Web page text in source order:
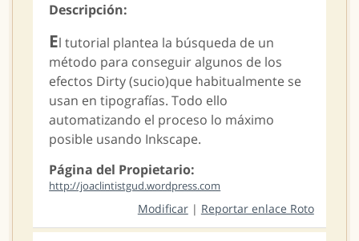
Descripción:
El tutorial plantea la búsqueda de un
método para conseguir algunos de los
efectos Dirty (sucio)que habitualmente se
usan en tipografías. Todo ello
automatizando el proceso lo máximo
posible usando Inkscape.
Página del Propietario:
http://joaclintistgud.wordpress.com
Modificar| Reportar enlace Roto